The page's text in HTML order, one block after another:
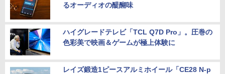
るオーディオの醍醐味
ハイグレードテレビ「TCL Q7D Pro」。圧巻の
色彩美で映画＆ゲームが極上体験に
レイズ鍛造1ピースアルミホイール「CE28 N-p